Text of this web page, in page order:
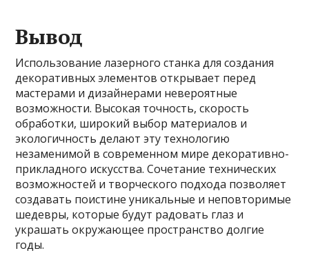
Вывод
Использование лазерного станка для создания
декоративных элементов открывает перед
мастерами и дизайнерами невероятные
возможности. Высокая точность, скорость
обработки, широкий выбор материалов и
экологичность делают эту технологию
незаменимой в современном мире декоративно-
прикладного искусства. Сочетание технических
возможностей и творческого подхода позволяет
создавать поистине уникальные и неповторимые
шедевры, которые будут радовать глаз и
украшать окружающее пространство долгие
годы.